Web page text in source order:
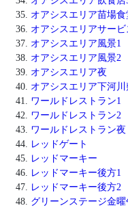
オアシスエリア苗場食
オアシスエリアサービ
オアシスエリア風景1
オアシスエリア風景2
オアシスエリア夜
オアシスエリア下河川
ワールドレストラン1
ワールドレストラン2
ワールドレストラン夜
レッドゲート
レッドマーキー
レッドマーキー後方1
レッドマーキー後方2
グリーンステージ金